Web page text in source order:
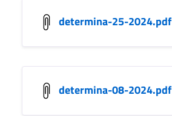
determina-25-2024.pdf
determina-08-2024.pdf